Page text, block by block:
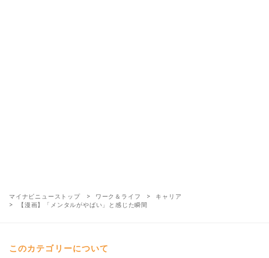
マイナビニューストップ ワーク＆ライフ
キャリア
【漫画】「メンタルがやばい」と感じた瞬間
このカテゴリーについて